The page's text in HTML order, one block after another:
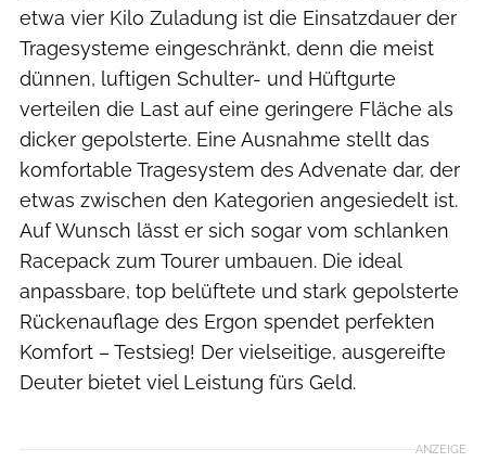
etwa vier Kilo Zuladung ist die Einsatzdauer der
Tragesysteme eingeschränkt, denn die meist
dünnen, luftigen Schulter- und Hüftgurte
verteilen die Last auf eine geringere Fläche als
dicker gepolsterte. Eine Ausnahme stellt das
komfortable Tragesystem des Advenate dar, der
etwas zwischen den Kategorien angesiedelt ist.
Auf Wunsch lässt er sich sogar vom schlanken
Racepack zum Tourer umbauen. Die ideal
anpassbare, top belüftete und stark gepolsterte
Rückenauflage des Ergon spendet perfekten
Komfort – Testsieg! Der vielseitige, ausgereifte
Deuter bietet viel Leistung fürs Geld.
ANZEIGE